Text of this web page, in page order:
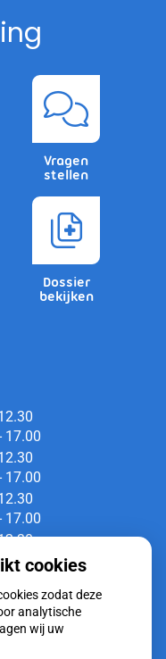
Vragen
stellen
Dossier
bekijken
17.00
17.00
17.00
17.00
17.00
cookies
zodat deze
analytische
wij uw